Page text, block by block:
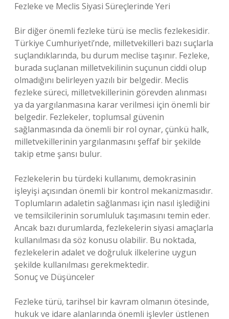
Fezleke ve Meclis Siyasi Süreçlerinde Yeri
Bir diğer önemli fezleke türü ise meclis fezlekesidir.
Türkiye Cumhuriyeti’nde, milletvekilleri bazı suçlarla
suçlandıklarında, bu durum meclise taşınır. Fezleke,
burada suçlanan milletvekilinin suçunun ciddi olup
olmadığını belirleyen yazılı bir belgedir. Meclis
fezleke süreci, milletvekillerinin görevden alınması
ya da yargılanmasına karar verilmesi için önemli bir
belgedir. Fezlekeler, toplumsal güvenin
sağlanmasında da önemli bir rol oynar, çünkü halk,
milletvekillerinin yargılanmasını şeffaf bir şekilde
takip etme şansı bulur.
Fezlekelerin bu türdeki kullanımı, demokrasinin
işleyişi açısından önemli bir kontrol mekanizmasıdır.
Toplumların adaletin sağlanması için nasıl işlediğini
ve temsilcilerinin sorumluluk taşımasını temin eder.
Ancak bazı durumlarda, fezlekelerin siyasi amaçlarla
kullanılması da söz konusu olabilir. Bu noktada,
fezlekelerin adalet ve doğruluk ilkelerine uygun
şekilde kullanılması gerekmektedir.
Sonuç ve Düşünceler
Fezleke türü, tarihsel bir kavram olmanın ötesinde,
hukuk ve idare alanlarında önemli işlevler üstlenen